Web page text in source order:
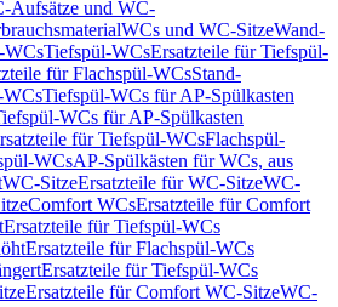
Aufsätze und WC-
WCs und WC-SitzeWand-
WCsTiefspül-WCsErsatzteile für Tiefspül-
für Flachspül-WCsStand-
WCsTiefspül-WCs für AP-Spülkasten
WCs für AP-Spülkasten
für Tiefspül-WCsFlachspül-
WCsAP-Spülkästen für WCs, aus
WC-SitzeErsatzteile für WC-SitzeWC-
Comfort WCsErsatzteile für Comfort
Ersatzteile für Tiefspül-WCs
Ersatzteile für Flachspül-WCs
Ersatzteile für Tiefspül-WCs
Ersatzteile für Comfort WC-SitzeWC-